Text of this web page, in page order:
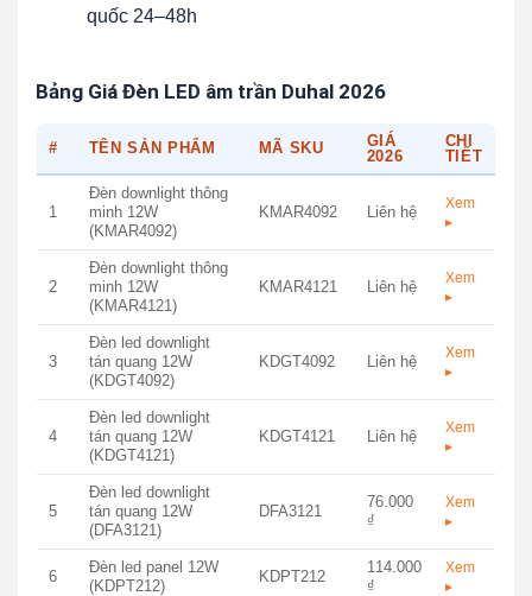
quốc 24–48h
Bảng Giá Đèn LED âm trần Duhal 2026
# TÊN SẢN PHẨM MÃ SKU
GIÁ
2026
CHI
TIẾT
1
Đèn downlight thông
minh 12W
(KMAR4092)
KMAR4092 Liên hệ
Xem
▸
2
Đèn downlight thông
minh 12W
(KMAR4121)
KMAR4121 Liên hệ
Xem
▸
3
Đèn led downlight
tán quang 12W
(KDGT4092)
KDGT4092 Liên hệ
Xem
▸
4
Đèn led downlight
tán quang 12W
(KDGT4121)
KDGT4121 Liên hệ
Xem
▸
5
Đèn led downlight
tán quang 12W
(DFA3121)
DFA3121
76.000
₫
Xem
▸
6
Đèn led panel 12W
(KDPT212)
KDPT212
114.000
₫
Xem
▸